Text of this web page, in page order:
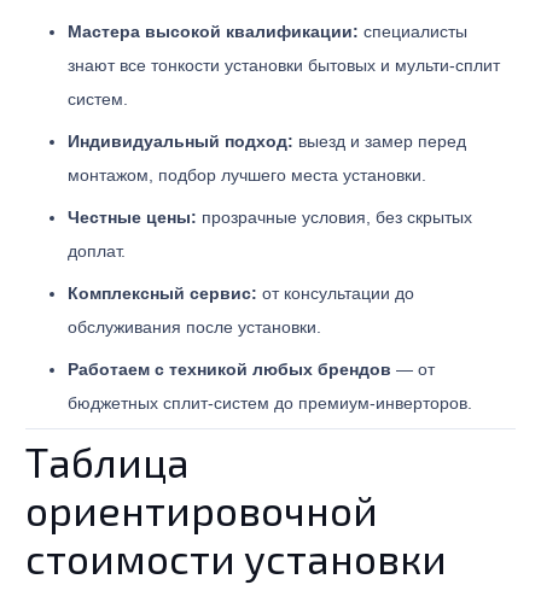
Мастера высокой квалификации: специалисты
знают все тонкости установки бытовых и мульти-сплит
систем.
Индивидуальный подход: выезд и замер перед
монтажом, подбор лучшего места установки.
Честные цены: прозрачные условия, без скрытых
доплат.
Комплексный сервис: от консультации до
обслуживания после установки.
Работаем с техникой любых брендов — от
бюджетных сплит-систем до премиум-инверторов.
Таблица
ориентировочной
стоимости установки